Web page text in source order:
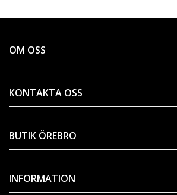
OM OSS
KONTAKTA OSS
BUTIK ÖREBRO
INFORMATION